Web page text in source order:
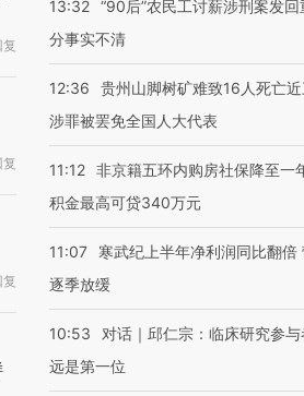
复
复
复
13:32 “90后”农民工讨薪涉刑案发回
分事实不清
12:36
贵州山脚树矿难致16人死亡
涉罪被罢免全国人大代表
11:12 非京籍五环内购房社保降至一
积金最高可贷340万元
11:07
寒武纪上半年净利润同比翻倍
逐季放缓
10:53
对话｜邱仁宗：临床研究参与
远是第一位